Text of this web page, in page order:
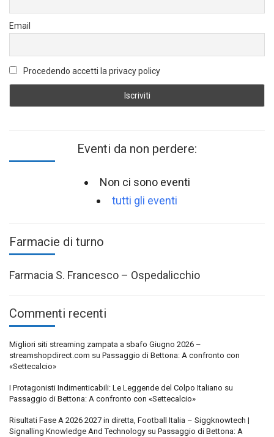
Email
Procedendo accetti la privacy policy
Eventi da non perdere:
Non ci sono eventi
tutti gli eventi
Farmacie di turno
Farmacia S. Francesco – Ospedalicchio
Commenti recenti
Migliori siti streaming zampata a sbafo Giugno 2026 –
streamshopdirect.com su Passaggio di Bettona: A confronto con
«Settecalcio»
I Protagonisti Indimenticabili: Le Leggende del Colpo Italiano su
Passaggio di Bettona: A confronto con «Settecalcio»
Risultati Fase A 2026 2027 in diretta, Football Italia – Siggknowtech |
Signalling Knowledge And Technology su Passaggio di Bettona: A